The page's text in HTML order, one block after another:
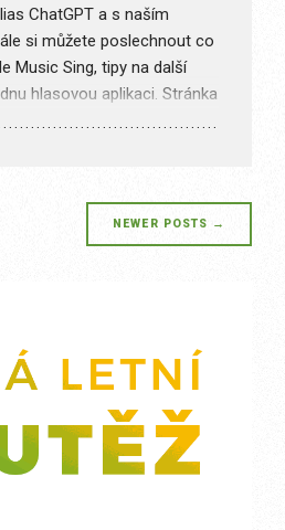
ChatGPT a s naším
si můžete poslechnout co
Music Sing, tipy na další
hlasovou aplikaci. Stránka
s příslušným…
NEWER POSTS →